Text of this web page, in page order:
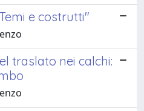
e costrutti"
traslato nei calchi: